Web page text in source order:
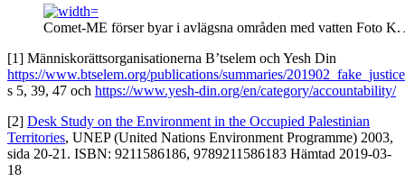
Comet-ME förser byar i avlägsna områden med vatten Foto K.
[1] Människorättsorganisationerna B’tselem och Yesh Din
https://www.btselem.org/publications/summaries/201902_fake_justice
s 5, 39, 47 och https://www.yesh-din.org/en/category/accountability/
[2] Desk Study on the Environment in the Occupied Palestinian
Territories, UNEP (United Nations Environment Programme) 2003,
sida 20-21. ISBN: 9211586186, 9789211586183 Hämtad 2019-03-
18